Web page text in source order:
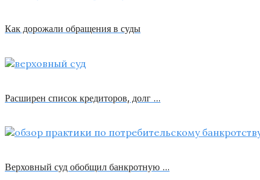
Как дорожали обращения в суды
Расширен список кредиторов, долг …
Верховный суд обобщил банкротную …